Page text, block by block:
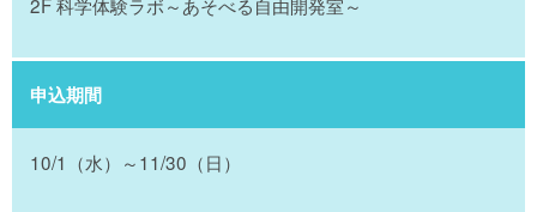
申込期間
10/1（水）～11/30（日）